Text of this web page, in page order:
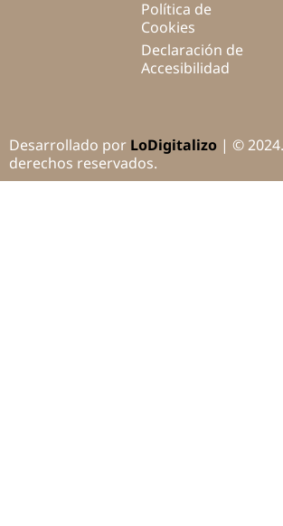
Política de
Cookies
Declaración de
Accesibilidad
Desarrollado por LoDigitalizo | ©
derechos reservados.